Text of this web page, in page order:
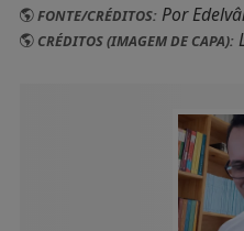
FONTE/CRÉDITOS:Por
CRÉDITOS (IMAGEM DE CAPA):